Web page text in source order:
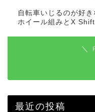
自転車いじるのが好
ホイール組みとX
＼
最近の投稿